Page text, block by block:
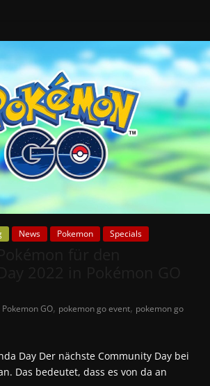
News Pokemon Specials
Pokemon GO, pokemon go event, pokemon go
Day Der nächste Community Day bei
Das bedeutet, dass es von da an